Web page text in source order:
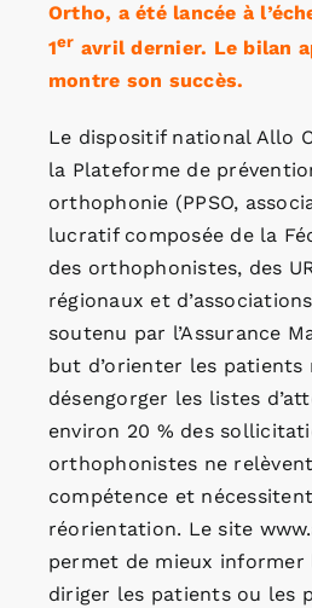
Ortho, a été lancée à
1er avril dernier. Le bilan
montre son succès.
Le dispositif national Allo
la Plateforme de
orthophonie (PPSO,
lucratif composée de la
des orthophonistes, des
régionaux et
soutenu par l’Assurance
but d’orienter les patients
désengorger les listes
environ 20 % des
orthophonistes ne
compétence et
réorientation. Le site
permet de mieux informer
diriger les patients ou les